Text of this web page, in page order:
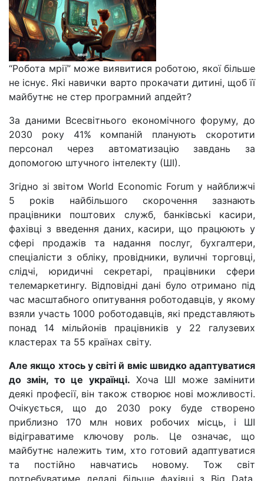
“Робота мрії” може виявитися роботою, якої більше
не існує. Які навички варто прокачати дитині, щоб її
майбутнє не стер програмний апдейт?
За даними Всесвітнього економічного форуму, до
2030 року 41% компаній планують скоротити
персонал через автоматизацію завдань за
допомогою штучного інтелекту (ШІ).
Згідно зі звітом World Economic Forum у найближчі
5 років найбільшого скорочення зазнають
працівники поштових служб, банківські касири,
фахівці з введення даних, касири, що працюють у
сфері продажів та надання послуг, бухгалтери,
спеціалісти з обліку, провідники, вуличні торговці,
слідчі, юридичні секретарі, працівники сфери
телемаркетингу. Відповідні дані було отримано під
час масштабного опитування роботодавців, у якому
взяли участь 1000 роботодавців, які представляють
понад 14 мільйонів працівників у 22 галузевих
кластерах та 55 країнах світу.
Але якщо хтось у світі й вміє швидко адаптуватися
до змін, то це українці. Хоча ШІ може замінити
деякі професії, він також створює нові можливості.
Очікується, що до 2030 року буде створено
приблизно 170 млн нових робочих місць, і ШІ
відіграватиме ключову роль. Це означає, що
майбутнє належить тим, хто готовий адаптуватися
та постійно навчатись новому. Тож світ
потребуватиме дедалі більше фахівці з Big Data,